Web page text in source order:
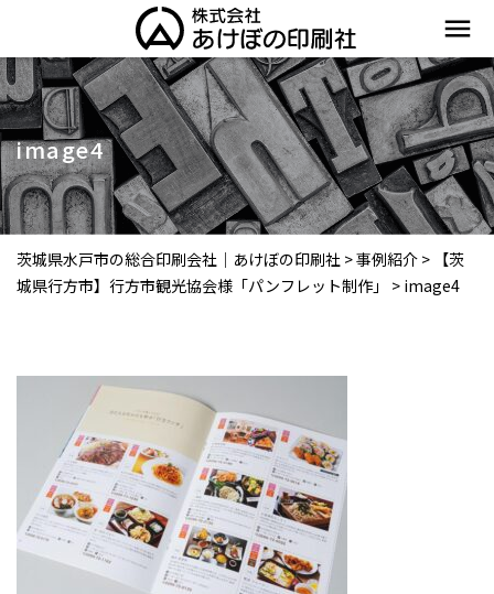
menu
image4
茨城県水戸市の総合印刷会社｜あけぼの印刷社 >事例紹介 > 【茨
城県行方市】行方市観光協会様「パンフレット制作」
> image4